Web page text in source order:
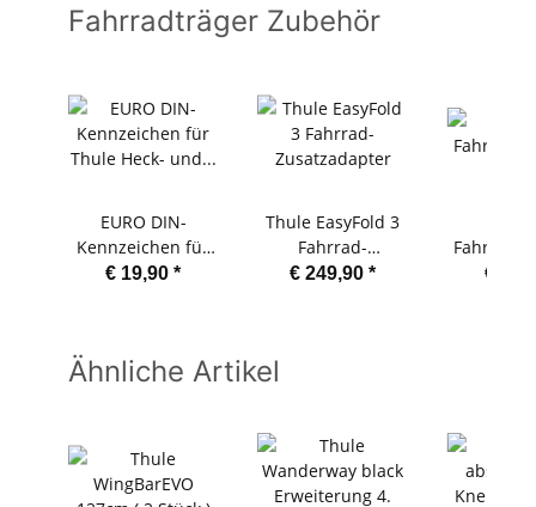
Fahrradträger Zubehör
EURO DIN-
Kennzeichen für
Thule Heck- und
€ 19,90*
Thule EasyFold 3
Fahrrad-
Zusatzadapter
€ 249,90* €
Ähnliche Artikel